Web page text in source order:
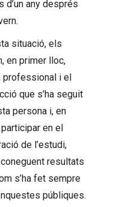
d’un any després
situació, els
en primer lloc,
professional i el
que s’ha seguit
persona i, en
en el
de l’estudi,
resultats
s’ha fet sempre
públiques.